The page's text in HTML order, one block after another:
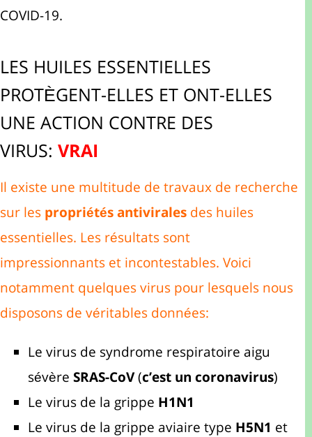
COVID-19.
LES HUILES ESSENTIELLES
PROTÈGENT-ELLES ET ONT-ELLES
UNEACTION CONTRE DES
VIRUS :VRAI
Il existe une multitude de travaux de recherche
sur lespropriétés antiviralesdes huiles
essentielles. Les résultats sont
impressionnants et incontestables. Voici
notamment quelques virus pour lesquels nous
disposons de véritables données:
Le virus de syndrome respiratoire aigu
sévèreSRAS-CoV(c’est un coronavirus
Le virus de la grippeH1N1
Le virus de la grippe aviaire typeH5N1et